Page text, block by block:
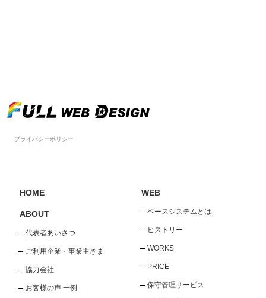
プライバシーポリシー
HOME
ABOUT
代表者あいさつ
ご利用企業・事業主さま
協力会社
お客様の声 一例
WEB
ベースシステムとは
ヒストリー
WORKS
PRICE
保守管理サービス